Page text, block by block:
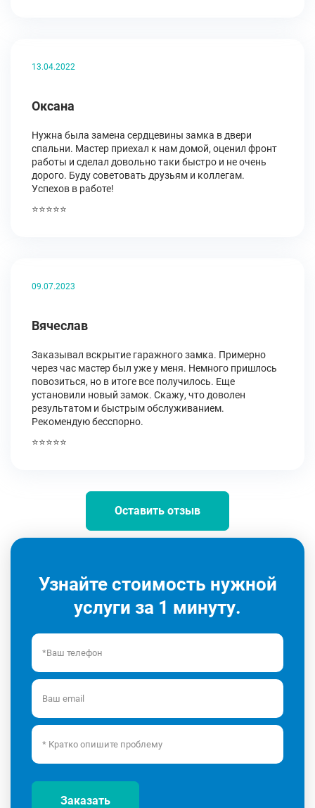
13.04.2022
Оксана
Нужна была замена сердцевины замка в двери
спальни. Мастер приехал к нам домой, оценил фронт
работы и сделал довольно таки быстро и не очень
дорого. Буду советовать друзьям и коллегам.
Успехов в работе!
⭐⭐⭐⭐⭐
09.07.2023
Вячеслав
Заказывал вскрытие гаражного замка. Примерно
через час мастер был уже у меня. Немного пришлось
повозиться, но в итоге все получилось. Еще
установили новый замок. Скажу, что доволен
результатом и быстрым обслуживанием.
Рекомендую бесспорно.
⭐⭐⭐⭐⭐
Оставить отзыв
Узнайте стоимость нужной
услуги за 1 минуту.
Заказать